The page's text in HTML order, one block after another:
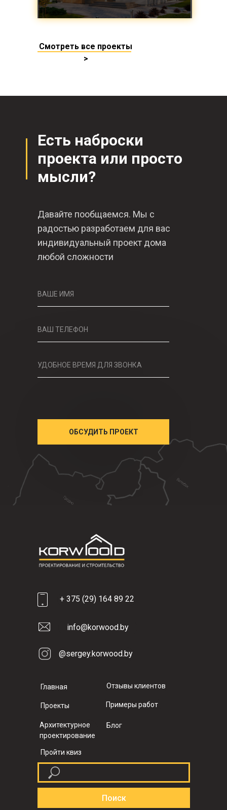
Смотреть все проекты
>
ВАШЕ ИМЯ
ВАШ ТЕЛЕФОН
УДОБНОЕ ВРЕМЯ ДЛЯ ЗВОНКА
ОБСУДИТЬ ПРОЕКТ
Есть наброски
проекта или просто
мысли?
Давайте пообщаемся. Мы с
радостью разработаем для вас
индивидуальный проект дома
любой сложности
Главная
Проекты
Отзывы клиентов
Примеры работ
+ 375 (29) 164 89 22
info@korwood.by
@sergey.korwood.by
Архитектурное
проектирование
Пройти квиз
Поиск
Блог